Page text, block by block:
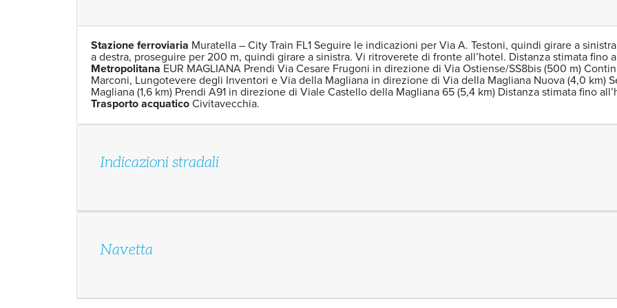
Stazione ferroviaria Muratella – City Train FL1 Seguire le indicazioni per Via A. Testoni, quindi girare a
a destra, proseguire per 200 m, quindi girare a sinistra. Vi ritroverete di fronte all’hotel. Distanza stimata fino
Metropolitana EUR MAGLIANA Prendi Via Cesare Frugoni in direzione di Via Ostiense/SS8bis (500 m)
Marconi, Lungotevere degli Inventori e Via della Magliana in direzione di Via della Magliana Nuova (4,0 km)
Magliana (1,6 km) Prendi A91 in direzione di Viale Castello della Magliana 65 (5,4 km) Distanza stimata fino
Trasporto acquaticoCivitavecchia.
Indicazioni stradali
Navetta